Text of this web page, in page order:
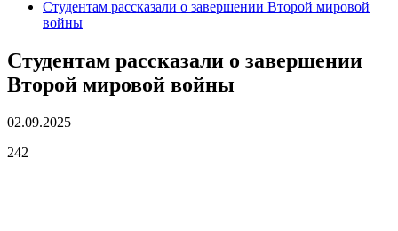
Студентам рассказали о завершении Второй мировой
войны
Студентам рассказали о завершении
Второй мировой войны
02.09.2025
242